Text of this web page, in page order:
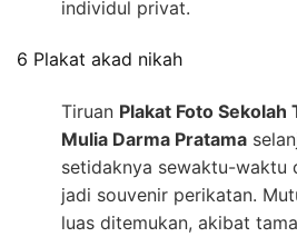
individul privat.
6 Plakat akad nikah
Tiruan Plakat Foto
Mulia Darma Pratama
setidaknya sewaktu-waktu
jadi souvenir perikatan.
luas ditemukan, akibat